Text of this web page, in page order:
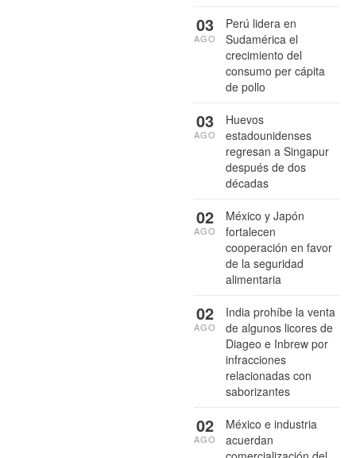
Perú lidera en
Sudamérica el
crecimiento del
consumo per cápita
de pollo
03
AGO
Huevos
estadounidenses
regresan a Singapur
después de dos
décadas
03
AGO
México y Japón
fortalecen
cooperación en favor
de la seguridad
alimentaria
02
AGO
India prohíbe la venta
de algunos licores de
Diageo e Inbrew por
infracciones
relacionadas con
saborizantes
02
AGO
México e industria
acuerdan
02
AGO